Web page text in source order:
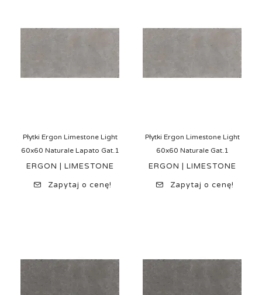
Płytki Ergon Limestone Light
60x60 Naturale Lapato Gat.1
ERGON | LIMESTONE
Zapytaj o cenę!
Płytki Ergon Limestone Light
60x60 Naturale Gat.1
ERGON | LIMESTONE
Zapytaj o cenę!